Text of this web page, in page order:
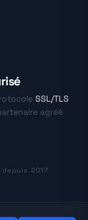
SSL/TLS
agréé
2017